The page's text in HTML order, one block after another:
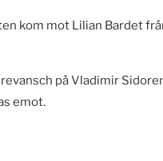
kom mot Lilian Bardet
på Vladimir
emot.